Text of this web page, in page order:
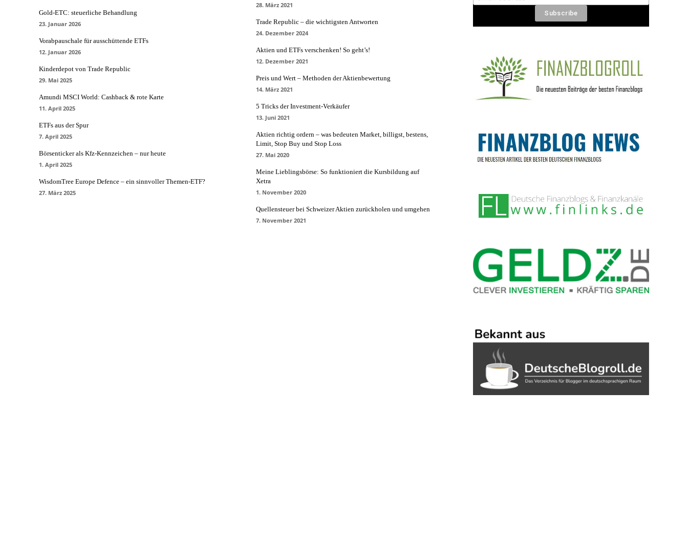
Gold-ETC: steuerliche Behandlung
23. Januar 2026
Vorabpauschale für ausschüttende ETFs
12. Januar 2026
Kinderdepot von Trade Republic
29. Mai 2025
Amundi MSCI World: Cashback & rote Karte
11. April 2025
ETFs aus der Spur
7. April 2025
Börsenticker als Kfz-Kennzeichen – nur heute
1. April 2025
WisdomTree Europe Defence – ein sinnvoller Themen-ETF?
27. März 2025
28. März 2021
Trade Republic – die wichtigsten Antworten
24. Dezember 2024
Aktien und ETFs verschenken! So geht’s!
12. Dezember 2021
Preis und Wert – Methoden der Aktienbewertung
14. März 2021
5 Tricks der Investment-Verkäufer
13. Juni 2021
Aktien richtig ordern – was bedeuten Market, billigst, bestens,
Limit, Stop Buy und Stop Loss
27. Mai 2020
Meine Lieblingsbörse: So funktioniert die Kursbildung auf
Xetra
1. November 2020
Quellensteuer bei Schweizer Aktien zurückholen und umgehen
7. November 2021